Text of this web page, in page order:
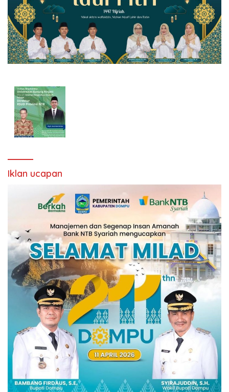
Iklan ucapan